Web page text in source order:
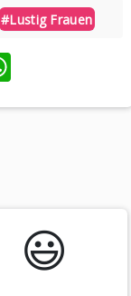
#lustig Frauen
WhatsApp
😃️